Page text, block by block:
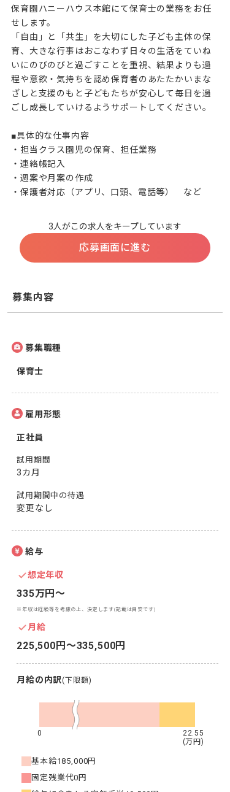
保育園ハニーハウス本館にて保育士の業務をお任
せします。
「自由」と「共生」を大切にした子ども主体の保
育、大きな行事はおこなわず日々の生活をていね
いにのびのびと過ごすことを重視、結果よりも過
程や意欲・気持ちを認め保育者のあたたかいまな
ざしと支援のもと子どもたちが安心して毎日を過
ごし成長していけるようサポートしてください。
■具体的な仕事内容
・担当クラス園児の保育、担任業務
・連絡帳記入
・週案や月案の作成
・保護者対応（アプリ、口頭、電話等）　など
3人がこの求人をキープしています
応募画面に進む
募集内容
募集職種
保育士
雇用形態
正社員
試用期間
3カ月
試用期間中の待遇
変更なし
給与
想定年収
335万円〜
※年収は経験等を考慮の上、決定します(記載は目安です)
月給
225,500円〜335,500円
月給の内訳 (下限額)
0
22.55
(万円)
基本給185,000円
固定残業代0円